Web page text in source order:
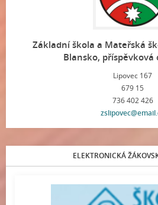
Základní škola a Mateřská
Blansko, příspěvková
Lipovec 167
679 15
736 402 426
ELEKTRONICKÁ